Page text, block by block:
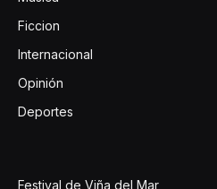
Ficcion
Internacional
Opinión
Deportes
Festival de Viña del Mar